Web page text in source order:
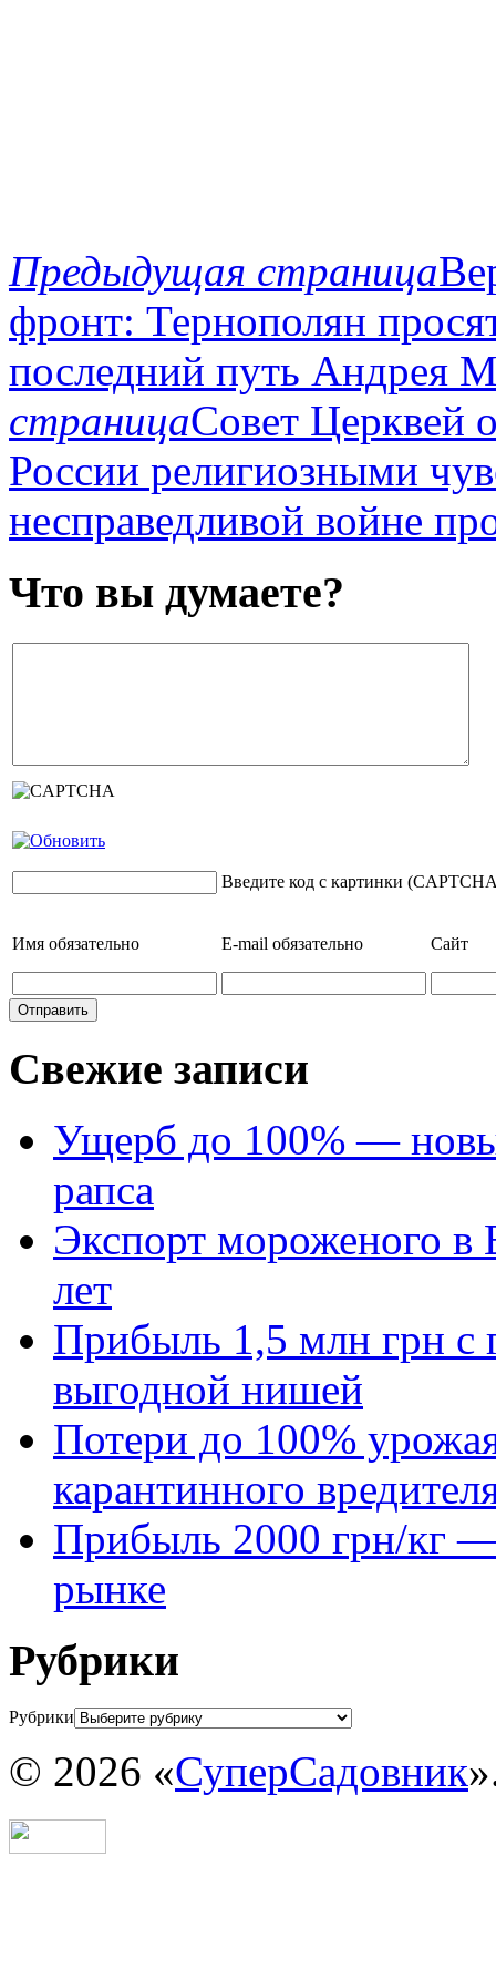
Предыдущая страница
фронт: Тернополян
последний путь Андрея
страницаСовет Церквей
России религиозными
несправедливой войне
Что вы думаете?
Введите код с картинки
Имя обязательно E-mail обязательно Сайт
Свежие записи
Ущерб до 100% —
рапса
Экспорт мороженого в
лет
Прибыль 1,5 млн грн с
выгодной нишей
Потери до 100%
карантинного
Прибыль 2000 грн/кг —
рынке
Рубрики
Рубрики
© 2026 «СуперСадовник